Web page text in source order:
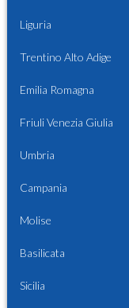
Liguria
Trentino Alto Adige
Emilia Romagna
Friuli Venezia Giulia
Umbria
Campania
Molise
Basilicata
Sicilia